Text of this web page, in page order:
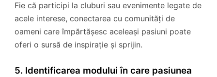
Fie că participi la cluburi sau evenimente legate de
acele interese, conectarea cu comunități de
oameni care împărtășesc aceleași pasiuni poate
oferi o sursă de inspirație și sprijin.
5. Identificarea modului în care pasiunea